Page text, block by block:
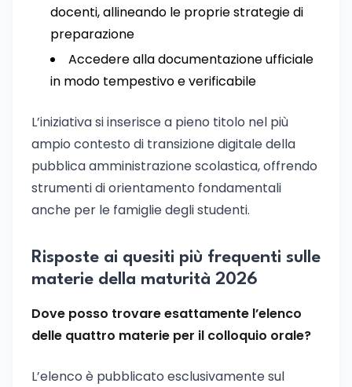
docenti, allineando le proprie strategie di
preparazione
Accedere alla documentazione ufficiale
in modo tempestivo e verificabile
L’iniziativa si inserisce a pieno titolo nel più
ampio contesto di transizione digitale della
pubblica amministrazione scolastica, offrendo
strumenti di orientamento fondamentali
anche per le famiglie degli studenti.
Risposte ai quesiti più frequenti sulle
materie della maturità 2026
Dove posso trovare esattamente l’elenco
delle quattro materie per il colloquio orale?
L’elenco è pubblicato esclusivamente sul